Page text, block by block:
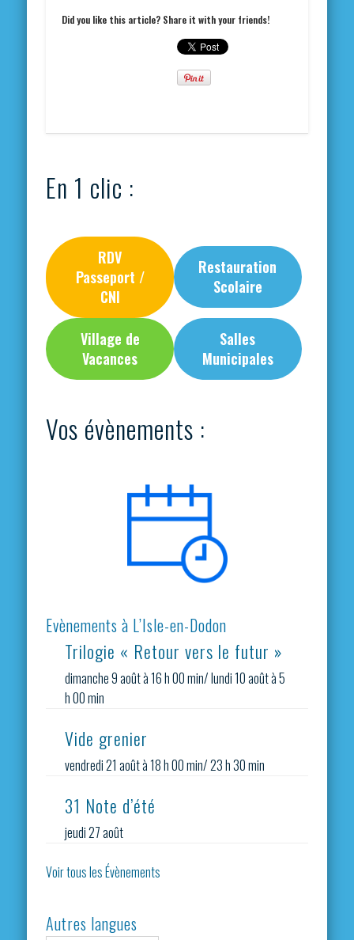
Did you like this article? Share it with your friends!
En 1 clic :
RDV
Passeport /
CNI
Restauration
Scolaire
Village de
Vacances
Salles
Municipales
Vos évènements :
Evènements à L’Isle-en-Dodon
Trilogie « Retour vers le futur »
dimanche 9 août à 16 h 00 min/lundi 10 août à 5
h 00 min
Vide grenier
vendredi 21 août à 18 h 00 min/23 h 30 min
31 Note d’été
jeudi 27 août
Voir tous les Évènements
Autres langues